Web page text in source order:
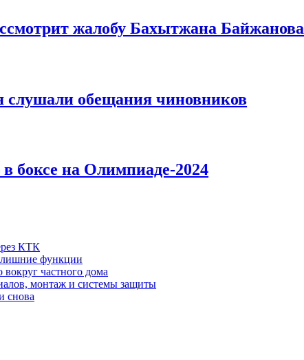
жалобу Бахытжана Байжанова
слушали обещания чиновников
в боксе на Олимпиаде-2024
КТК
лишние функции
вокруг частного дома
монтаж и системы защиты
снова